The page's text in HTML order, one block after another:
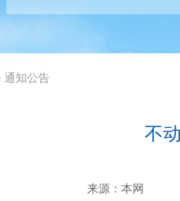
通知公告
不
来源： 本网